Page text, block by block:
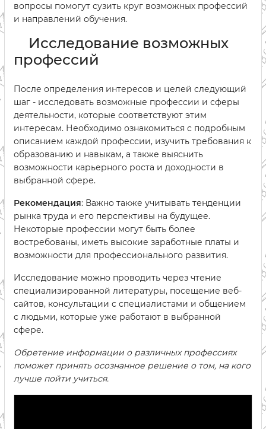
вопросы помогут сузить круг возможных профессий
и направлений обучения.
Исследование возможных
профессий
После определения интересов и целей следующий
шаг - исследовать возможные профессии и сферы
деятельности, которые соответствуют этим
интересам. Необходимо ознакомиться с подробным
описанием каждой профессии, изучить требования к
образованию и навыкам, а также выяснить
возможности карьерного роста и доходности в
выбранной сфере.
Рекомендация: Важно также учитывать тенденции
рынка труда и его перспективы на будущее.
Некоторые профессии могут быть более
востребованы, иметь высокие заработные платы и
возможности для профессионального развития.
Исследование можно проводить через чтение
специализированной литературы, посещение веб-
сайтов, консультации с специалистами и общением
с людьми, которые уже работают в выбранной
сфере.
Обретение информации о различных профессиях
поможет принять осознанное решение о том, на кого
лучше пойти учиться.